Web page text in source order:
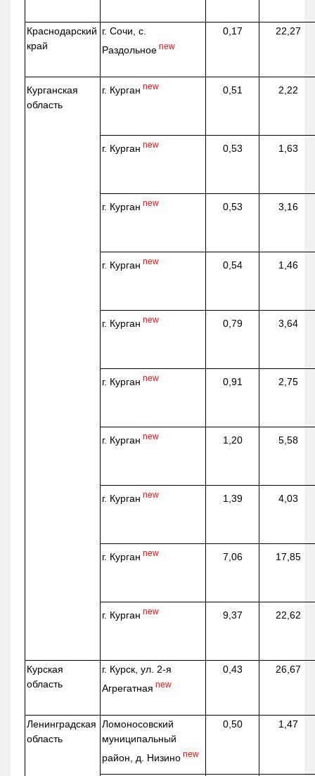
Краснодарский
край
г. Сочи, с.
Раздольное new
0,17 22,27
Курганская
область
г. Курган new 0,51 2,22
г. Курган new 0,53 1,63
г. Курган new 0,53 3,16
г. Курган new 0,54 1,46
г. Курган new 0,79 3,64
г. Курган new 0,91 2,75
г. Курган new 1,20 5,58
г. Курган new 1,39 4,03
г. Курган new 7,06 17,85
г. Курган new 9,37 22,62
Курская
область
г. Курск, ул. 2-я
Агрегатная new
0,43 26,67
Ленинградская
область
Ломоносовский
муниципальный
район, д. Низино new
0,50 1,47